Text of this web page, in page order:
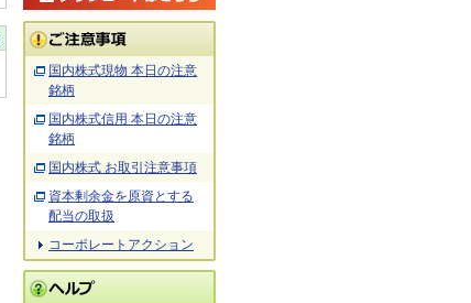
国内株式現物 本日の注意
銘柄
国内株式信用 本日の注意
銘柄
国内株式 お取引注意事項
資本剰余金を原資とする
配当の取扱
コーポレートアクション